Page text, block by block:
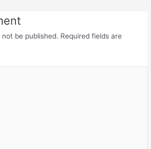
be published. Required fields are